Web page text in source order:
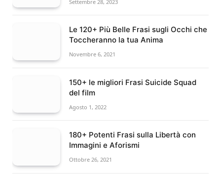
Settembre 28, 2023
Le 120+ Più Belle Frasi sugli Occhi che
Toccheranno la tua Anima
Novembre 6, 2021
150+ le migliori Frasi Suicide Squad
del film
Agosto 1, 2022
180+ Potenti Frasi sulla Libertà con
Immagini e Aforismi
Ottobre 26, 2021